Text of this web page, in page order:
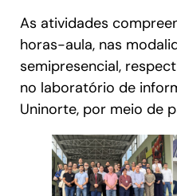
As atividades
horas-aula, nas
semipresencial,
no laboratório de
Uninorte, por meio de